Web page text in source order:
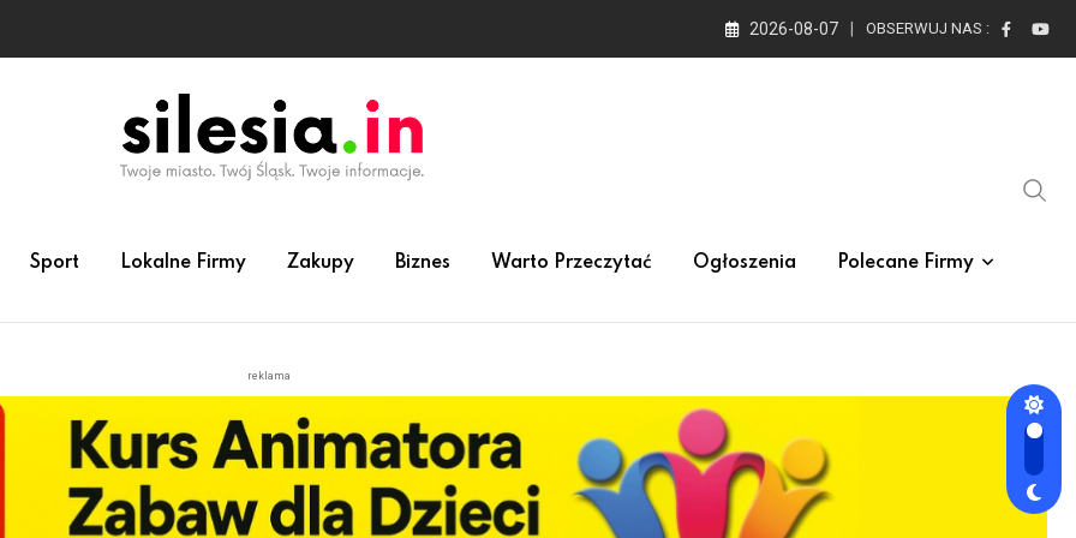
2026-08-07 OBSERWUJ NAS :
Sport Lokalne Firmy Zakupy Biznes Warto Przeczytać Ogłoszenia Polecane Firmy
reklama